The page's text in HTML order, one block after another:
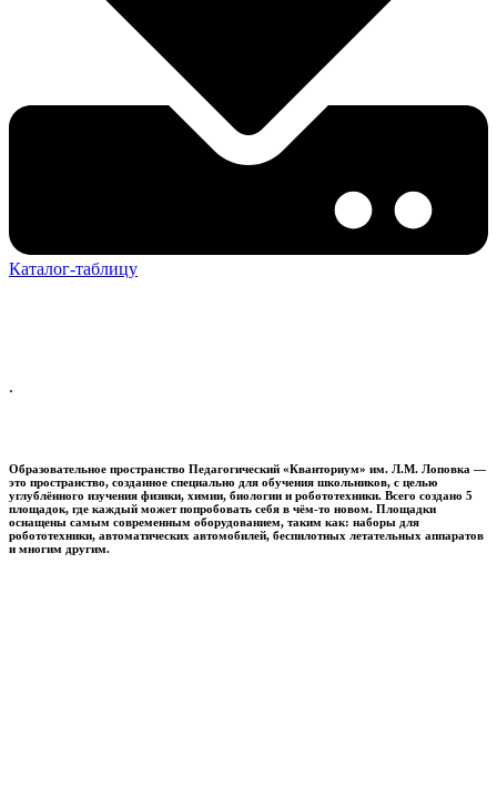
Каталог-таблицу
.
Образовательное пространство Педагогический «Кванториум» им. Л.М. Лоповка —
это пространство, созданное специально для обучения школьников, с целью
углублённого изучения физики, химии, биологии и робототехники. Всего создано 5
площадок, где каждый может попробовать себя в чём-то новом. Площадки
оснащены самым современным оборудованием, таким как: наборы для
робототехники, автоматических автомобилей, беспилотных летательных аппаратов
и многим другим.